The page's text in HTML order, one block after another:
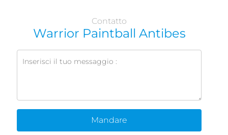
Contatto
Warrior Paintball Antibes
Mandare